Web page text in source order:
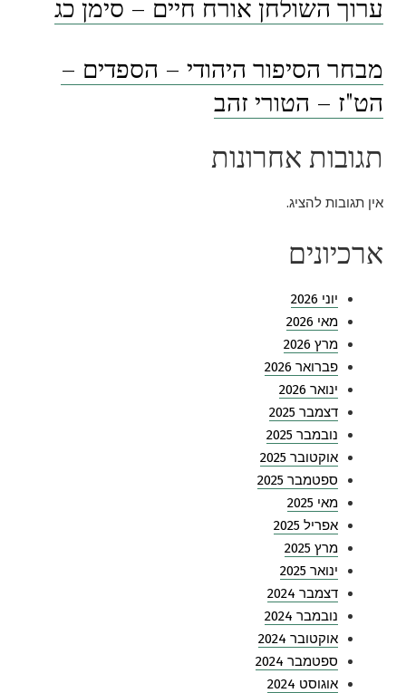
מבחר הסיפור היהודי – הספדים –
הט"ז – הטורי זהב
תגובות אחרונות
אין תגובות להציג.
ארכיונים
יוני 2026
מאי 2026
מרץ 2026
פברואר 2026
ינואר 2026
דצמבר 2025
נובמבר 2025
אוקטובר 2025
ספטמבר 2025
מאי 2025
אפריל 2025
מרץ 2025
ינואר 2025
דצמבר 2024
נובמבר 2024
אוקטובר 2024
ספטמבר 2024
אוגוסט 2024